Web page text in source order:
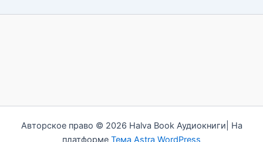
Авторское право © 2026 Halva Book Аудиокниги| На
платформе Тема Astra WordPress